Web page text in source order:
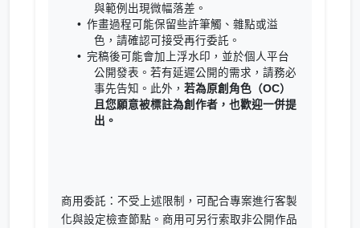
與範例出現微幅落差。
作畫過程可能保留些許筆觸、雜點或溢
色，請確認可接受再行委託。
完稿後可能會加上浮水印，並於個人平台
公開發表。若有延遲公開的需求，請務必
事先告知。此外， 若為原創角色（OC）
且您願意被標註為創作者，也歡迎一併提
出。
商用委託：不受上述限制，可配合專案進行客製
化與設定檢查節點。商用可另行索取非公開作品